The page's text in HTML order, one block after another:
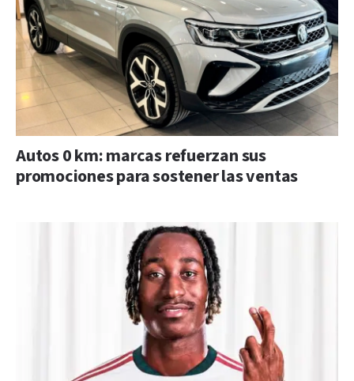
Autos 0 km: marcas refuerzan sus
promociones para sostener las ventas